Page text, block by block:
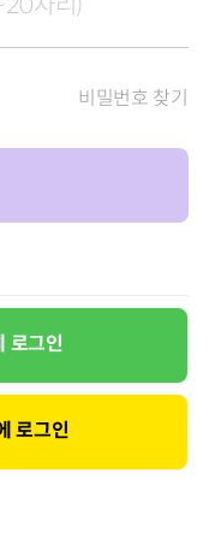
비밀번호 찾기
로그인
로그인